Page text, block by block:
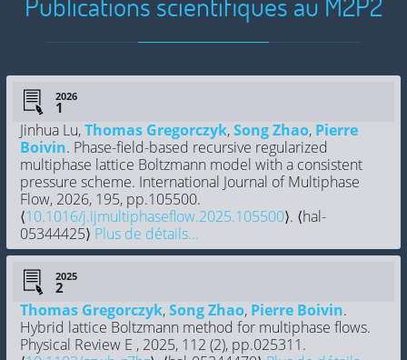
2026
Jinhua Lu,Thomas Gregorczyk,Song Zhao, Pierre
Boivin. Phase-field-based recursive regularized
multiphase lattice Boltzmann model with a consistent
pressure scheme. International Journal of Multiphase
Flow, 2026, 195, pp.105500.
⟨10.1016/j.ijmultiphaseflow.2025.105500⟩. ⟨hal-
05344425⟩ Plus de détails...
2025
Thomas Gregorczyk,Song Zhao, Pierre Boivin.
Hybrid lattice Boltzmann method for multiphase flows.
Physical Review E , 2025, 112 (2), pp.025311.